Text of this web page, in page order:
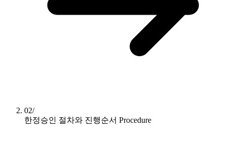
02/
한정승인 절차와 진행순서 Procedure